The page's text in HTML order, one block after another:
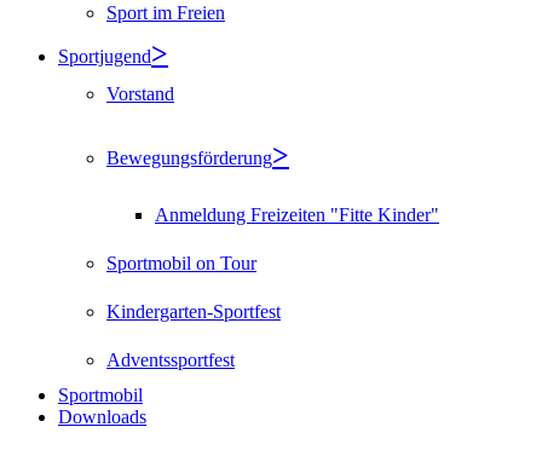
Sport im Freien
Sportjugend
Vorstand
Bewegungsförderung
Anmeldung Freizeiten "Fitte Kinder"
Sportmobil on Tour
Kindergarten-Sportfest
Adventssportfest
Sportmobil
Downloads